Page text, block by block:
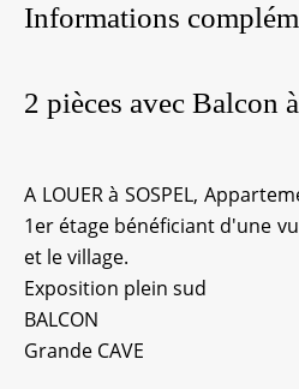
Informations
2 pièces avec Balcon
A LOUER à SOSPEL,
1er étage bénéficiant d'une
et le village.
Exposition plein sud
BALCON
Grande CAVE